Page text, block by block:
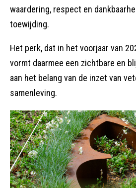
waardering, respect en
toewijding.
Het perk, dat in het voorjaar van
vormt daarmee een zichtbare en
aan het belang van de inzet van
samenleving.